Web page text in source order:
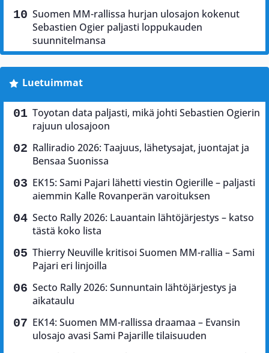
Suomen MM-rallissa hurjan ulosajon kokenut
Sebastien Ogier paljasti loppukauden
suunnitelmansa
Luetuimmat
Toyotan data paljasti, mikä johti Sebastien Ogierin
rajuun ulosajoon
Ralliradio 2026: Taajuus, lähetysajat, juontajat ja
Bensaa Suonissa
EK15: Sami Pajari lähetti viestin Ogierille – paljasti
aiemmin Kalle Rovanperän varoituksen
Secto Rally 2026: Lauantain lähtöjärjestys – katso
tästä koko lista
Thierry Neuville kritisoi Suomen MM-rallia – Sami
Pajari eri linjoilla
Secto Rally 2026: Sunnuntain lähtöjärjestys ja
aikataulu
EK14: Suomen MM-rallissa draamaa – Evansin
ulosajo avasi Sami Pajarille tilaisuuden